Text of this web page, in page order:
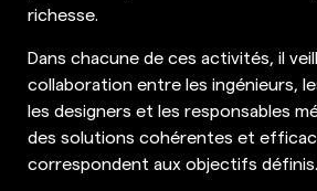
richesse.
Dans chacune de ces activités, il
collaboration entre les ingénieurs,
les designers et les responsables
des solutions cohérentes et
correspondent aux objectifs définis.